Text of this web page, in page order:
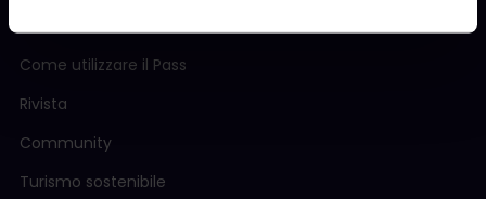
Come utilizzare il Pass
Rivista
Community
Turismo sostenibile